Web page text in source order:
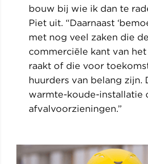
bouw bij wie ik dan te
Piet uit. “Daarnaast
met nog veel zaken die de
commerciële kant van
raakt of die voor
huurders van belang zijn.
warmte-koude-installatie
afvalvoorzieningen.”